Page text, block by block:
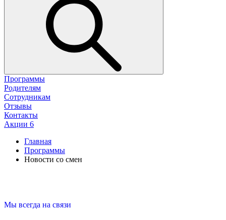
Программы
Родителям
Сотрудникам
Отзывы
Контакты
Акции 6
Главная
Программы
Новости со смен
Мы всегда на связи